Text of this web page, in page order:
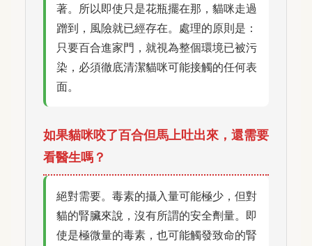
著。所以即使只是花瓶擺在那，貓咪走過
蹭到，風險就已經存在。處理的原則是：
只要百合進家門，就視為整個環境已被污
染，必須徹底清潔貓咪可能接觸的任何表
面。
如果貓咪咬了百合但馬上吐出來，還需要
看醫生嗎？
絕對需要。毒素的攝入量可能極少，但對
貓的腎臟來說，沒有所謂的安全劑量。即
使是極微量的毒素，也可能觸發致命的腎